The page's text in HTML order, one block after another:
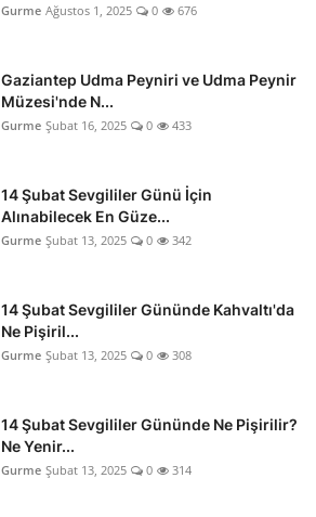
Gurme Ağustos 1, 2025 0 676
Gaziantep Udma Peyniri ve Udma Peynir
Müzesi'nde N...
Gurme Şubat 16, 2025 0 433
14 Şubat Sevgililer Günü İçin
Alınabilecek En Güze...
Gurme Şubat 13, 2025 0 342
14 Şubat Sevgililer Gününde Kahvaltı'da
Ne Pişiril...
Gurme Şubat 13, 2025 0 308
14 Şubat Sevgililer Gününde Ne Pişirilir?
Ne Yenir...
Gurme Şubat 13, 2025 0 314